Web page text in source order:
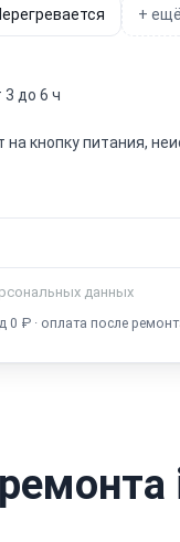
+
3 до 6 ч
кнопку питания,
данных
0 ₽ · оплата после